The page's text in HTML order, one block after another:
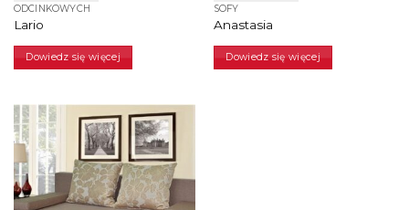
ODCINKOWYCH
Lario
Dowiedz się więcej
SOFY
Anastasia
Dowiedz się więcej